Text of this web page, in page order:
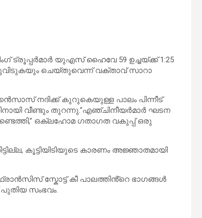
ട്രൂപ്പർമാർ യുഎസ് ഹൈവേ 59 ഉച്ചയ്ക്ക് 1:25
ചെയ്തുവെന്ന് വക്താവ് സാറാ
നദിക്ക് കുറുകെയുള്ള പാലം പിന്നീട്
വീണ്ടും തുറന്നു.“എഞ്ചിനീയർമാർ ഘടന
ഒക്ലഹോമ ഗതാഗത വകുപ്പ് ഒരു
കൂട്ടിയിടിയുടെ കാരണം അജ്ഞാതമായി
സ്കോട്ട് കീ പാലത്തിൻ്റെ ഭാഗങ്ങൾ
പുതിയ സംഭവം.